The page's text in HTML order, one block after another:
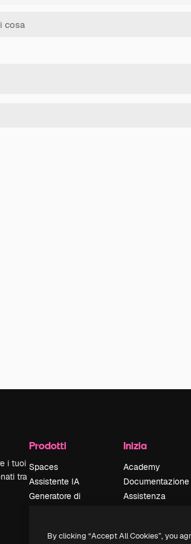
i tuoi
tra
Prodotti
Spaces
Assistente IA
Generatore di
Inizia
Academy
Documentazione
Assistenza
Politica sulla
By clicking “Accept All Cookies”, you